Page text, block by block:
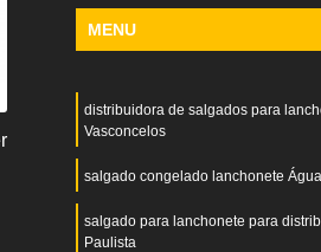
MENU
distribuidora de salgados para
Vasconcelos
salgado congelado lanchonete
salgado para lanchonete para
Paulista